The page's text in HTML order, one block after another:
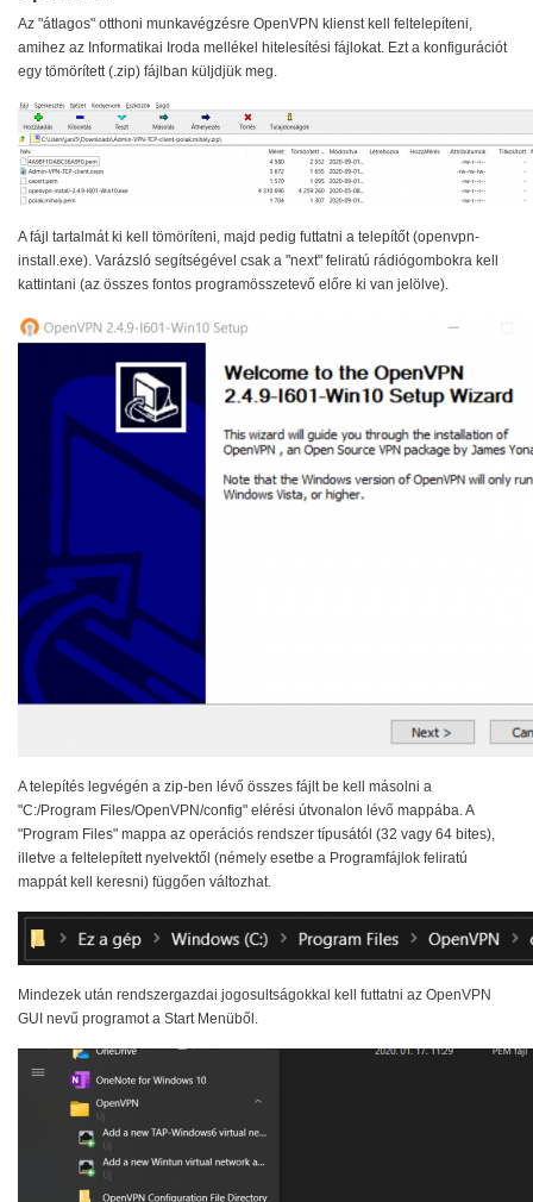
Az "átlagos" otthoni munkavégzésre OpenVPN klienst kell feltelepíteni,
amihez az Informatikai Iroda mellékel hitelesítési fájlokat. Ezt a konfigurációt
egy tömörített (.zip) fájlban küljdjük meg.
A fájl tartalmát ki kell tömöríteni, majd pedig futtatni a telepítőt (openvpn-
install.exe). Varázsló segítségével csak a "next" feliratú rádiógombokra kell
kattintani (az összes fontos programösszetevő előre ki van jelölve).
A telepítés legvégén a zip-ben lévő összes fájlt be kell másolni a
"C:/Program Files/OpenVPN/config" elérési útvonalon lévő mappába. A
"Program Files" mappa az operációs rendszer típusától (32 vagy 64 bites),
illetve a feltelepített nyelvektől (némely esetbe a Programfájlok feliratú
mappát kell keresni) függően változhat.
Mindezek után rendszergazdai jogosultságokkal kell futtatni az OpenVPN
GUI nevű programot a Start Menüből.